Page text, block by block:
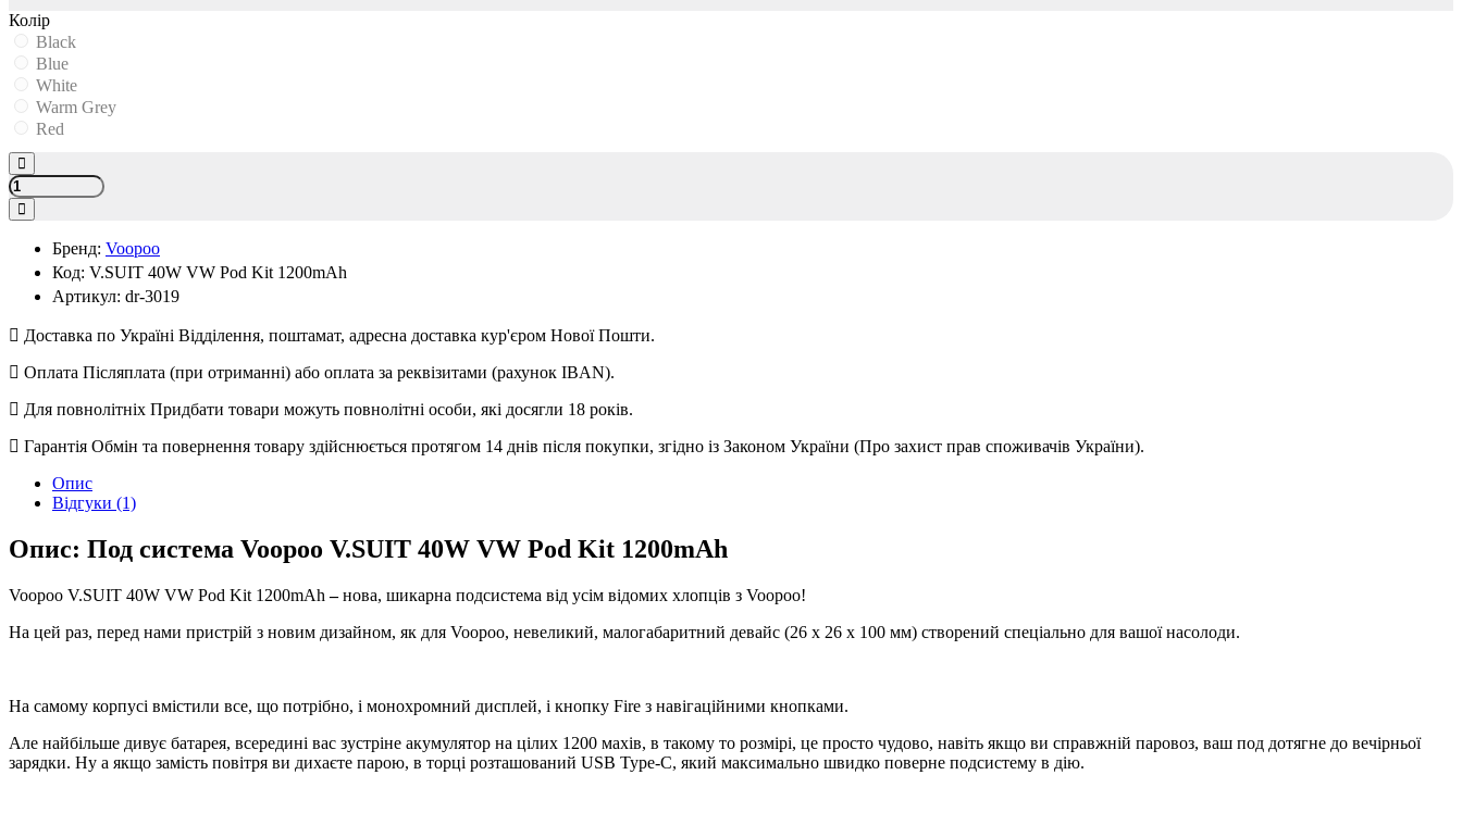
Колір
Black
Blue
White
Warm Grey
Red
Бренд: Voopoo
Код: V.SUIT 40W VW Pod Kit 1200mAh
Артикул: dr-3019
Доставка по Україні Відділення, поштамат, адресна доставка кур'єром Нової Пошти.
Оплата Післяплата (при отриманні) або оплата за реквізитами (рахунок IBAN).
Для повнолітніх Придбати товари можуть повнолітні особи, які досягли 18 років.
Гарантія Обмін та повернення товару здійснюється протягом 14 днів після покупки, згідно із Законом України (Про захист прав споживачів України).
Опис
Відгуки (1)
Опис: Под система Voopoo V.SUIT 40W VW Pod Kit 1200mAh
Voopoo V.SUIT 40W VW Pod Kit 1200mAh –нова, шикарна подсистема від усім відомих хлопців з Voopoo!
На цей раз, перед нами пристрій з новим дизайном, як для Voopoo, невеликий, малогабаритний девайс (26 x 26 x 100 мм) створений спеціально для вашої насолоди.
На самому корпусі вмістили все, що потрібно, і монохромний дисплей, і кнопку Fire з навігаційними кнопками.
Але найбільше дивує батарея, всередині вас зустріне акумулятор на цілих 1200 махів, в такому то розмірі, це просто чудово, навіть якщо ви справжній паровоз, ваш под дотягне до вечірньої
зарядки. Ну а якщо замість повітря ви дихаєте парою, в торці розташований USB Type-C, який максимально швидко поверне подсистему в дію.